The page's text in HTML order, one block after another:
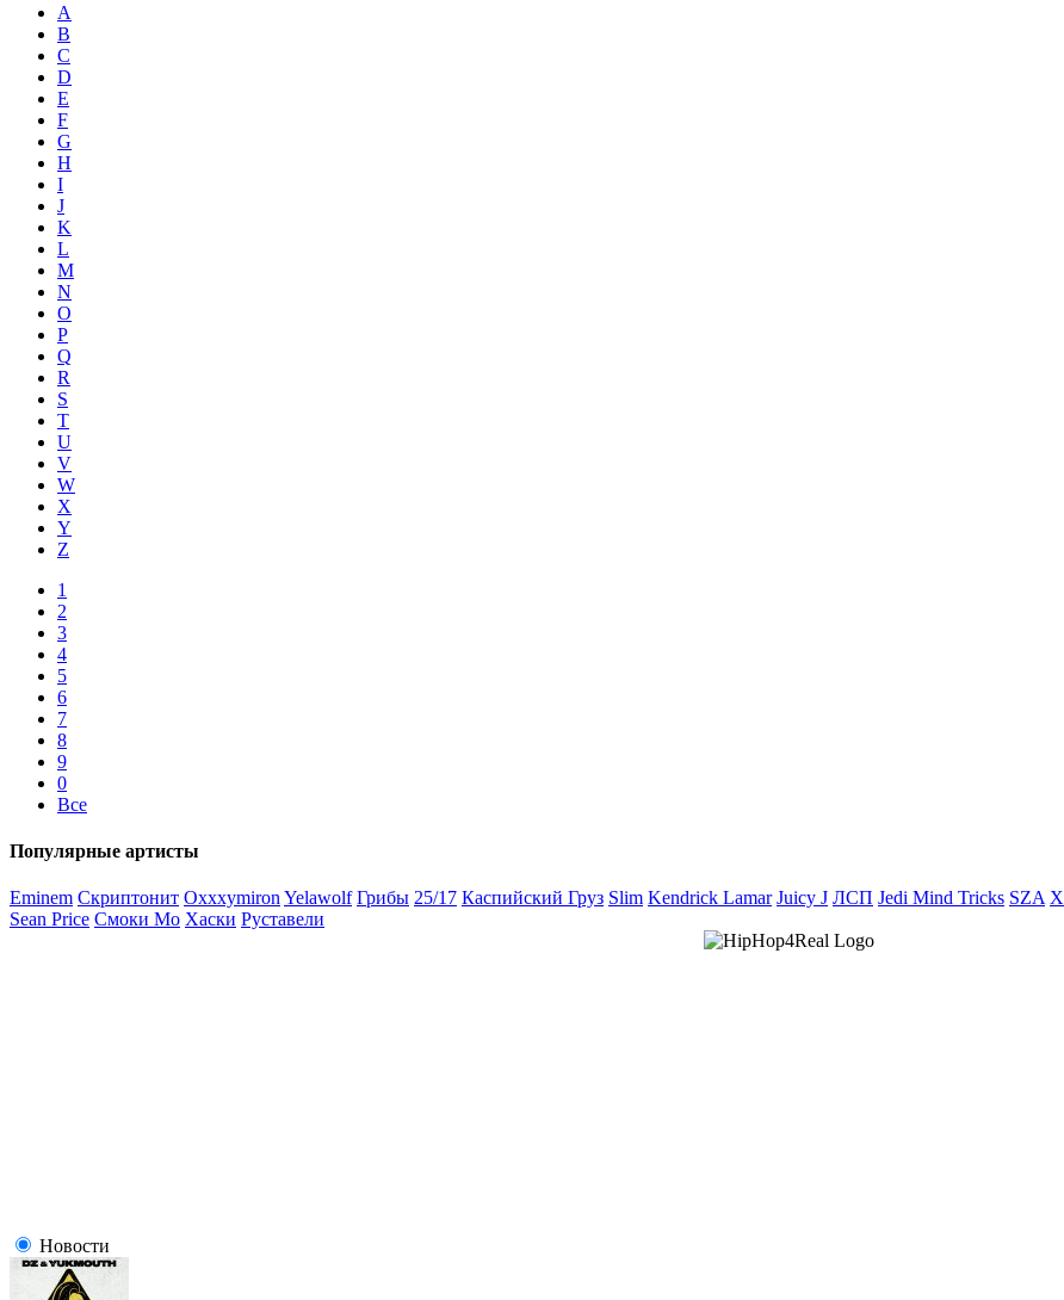
A
B
C
D
E
F
G
H
I
J
K
L
M
N
O
P
Q
R
S
T
U
V
W
X
Y
Z
1
2
3
4
5
6
7
8
9
0
Все
Популярные артисты
Eminem Скриптонит OxxxymironYelawolf Грибы 25/17 Каспийский Груз Slim Kendrick Lamar Juicy J ЛСП Jedi Mind Tricks SZA
Sean Price Смоки Мо Хаски Руставели
Новости